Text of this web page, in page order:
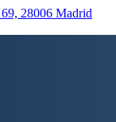
28006 Madrid